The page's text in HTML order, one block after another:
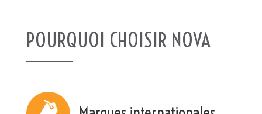
POURQUOI CHOISIR NOVA